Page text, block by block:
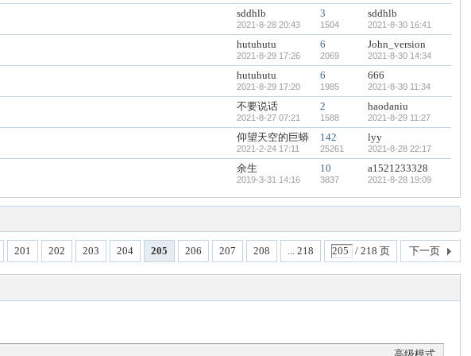
sddhlb
2021-8-28 20:43
3
1504
sddhlb
2021-8-30 16:41
hutuhutu
2021-8-29 17:26
6
2069
John_version
2021-8-30 14:34
hutuhutu
2021-8-29 17:20
6
1985
666
2021-8-30 11:34
不要说话
2021-8-27 07:21
2
1588
haodaniu
2021-8-29 11:27
仰望天空的巨蟒
2021-2-24 17:11
142
25261
lyy
2021-8-28 22:17
余生
2019-3-31 14:16
10
3837
a1521233328
2021-8-28 19:09
201 202 203 204 205 206 207 208 ... 218 / 218 页 下一页